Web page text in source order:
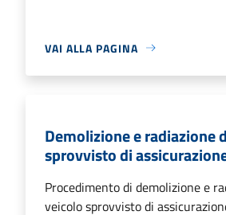
VAI ALLA PAGINA
Demolizione e radiazione
sprovvisto di
Procedimento di demolizione e
veicolo sprovvisto di